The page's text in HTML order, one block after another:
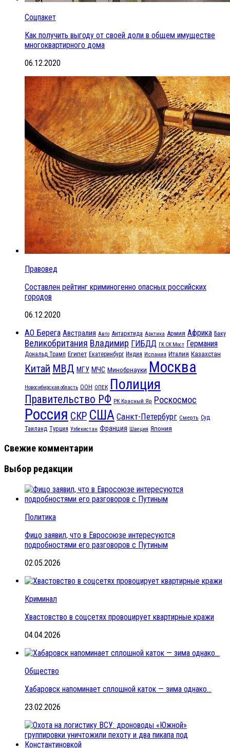
Соцпакет
Как получить выгоду от своей доли в общем имуществе
многоквартирного дома
06.12.2020
Правовед
Составлен рейтинг криминогенно опасных российских
городов
06.12.2020
АО Берега Австралия Авто Антарктида Арктика Армия Африка Баку
Великобритания Владимир ГИБДД ГК СК Мост Германия
Дональд Трамп Египет Екатеринбург Индия Испания Италия Казахстан
Китай МВД МГУ МЧС Минобрнауки Москва
Новосибирская область ООН ОПЕК Полиция
Правительство РФ РК Красный Яр Роскосмос
Россия СКР США Санкт-Петербург Смерть Суд
Таиланд Турция Узбекистан Франция Швеция Япония
Свежие комментарии
Выбор редакции
Политика
Фицо заявил, что в Евросоюзе интересуются
подробностями его разговоров с Путиным
02.05.2026
Криминал
Хвастовство в соцсетях провоцирует квартирные кражи
04.04.2026
Общество
Хабаровск напоминает сплошной каток — зима однако…
23.02.2026